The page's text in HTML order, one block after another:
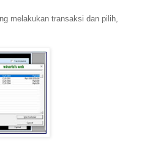
melakukan transaksi dan pilih,